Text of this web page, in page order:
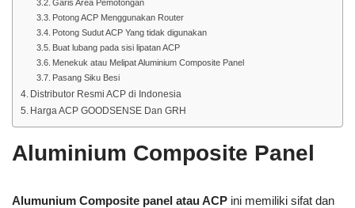
Garis Area Pemotongan
Potong ACP Menggunakan Router
Potong Sudut ACP Yang tidak digunakan
Buat lubang pada sisi lipatan ACP
Menekuk atau Melipat Aluminium Composite Panel
Pasang Siku Besi
Distributor Resmi ACP di Indonesia
Harga ACP GOODSENSE Dan GRH
Aluminium Composite Panel
Alumunium Composite panel atau ACP ini memiliki sifat dan